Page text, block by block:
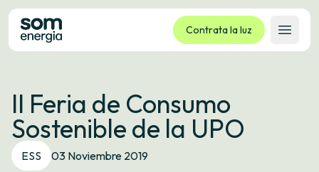
Contrata la luz
Abrir
Tarifas
Servicios
Empresas
La cooperativa
II Feria de Consumo
Sostenible de la UPO
ESS 03 Noviembre 2019